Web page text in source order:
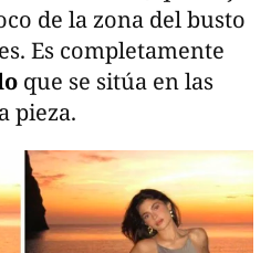
de la zona del busto
Es completamente
que se sitúa en las
pieza.